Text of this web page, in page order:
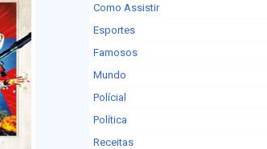
Como Assistir
Esportes
Famosos
Mundo
Polícial
Política
Receitas